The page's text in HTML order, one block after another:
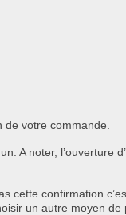
votre commande.
A noter, l’ouverture
cette confirmation
un autre moyen de